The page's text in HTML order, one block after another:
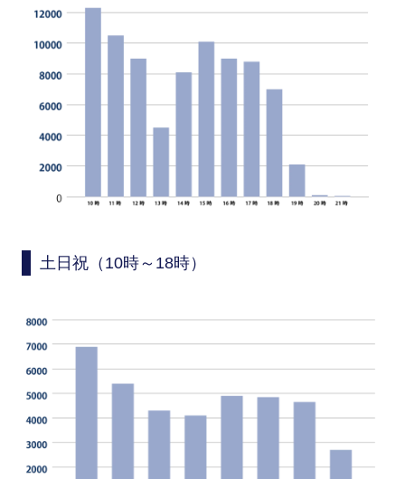
土日祝（10時～18時）